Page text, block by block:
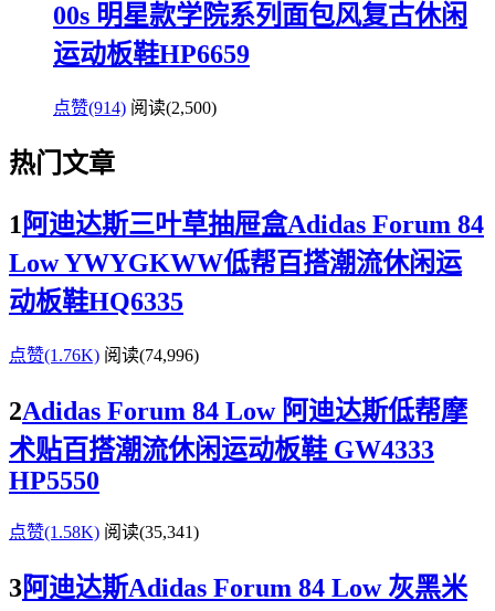
00s 明星款学院系列面包风复古休闲
运动板鞋HP6659
点赞(914) 阅读(2,500)
热门文章
1 阿迪达斯三叶草抽屉盒Adidas Forum 84
Low YWYGKWW低帮百搭潮流休闲运
动板鞋HQ6335
点赞(1.76K) 阅读(74,996)
2Adidas Forum 84 Low 阿迪达斯低帮摩
术贴百搭潮流休闲运动板鞋 GW4333
HP5550
点赞(1.58K) 阅读(35,341)
3阿迪达斯Adidas Forum 84 Low 灰黑米